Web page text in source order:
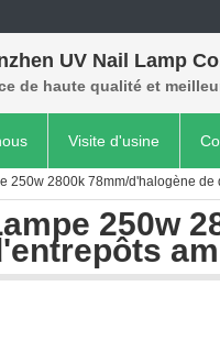
UV Nail Lamp
de haute qualité et
Visite d'usine
250w 2800k 78mm/d'halogène
250w